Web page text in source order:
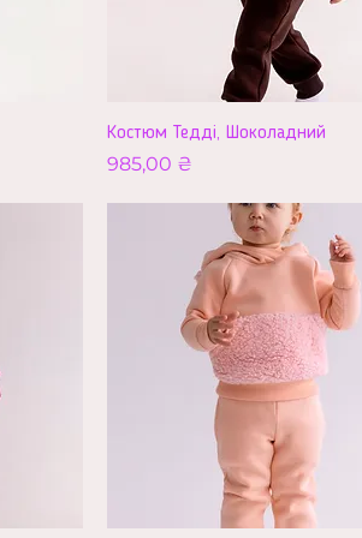
Костюм Тедді, Шоколадний
Ціна
985,00 ₴